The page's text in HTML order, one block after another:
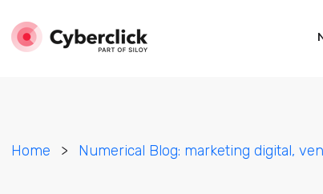
Home > Numerical Blog: marketing digital,